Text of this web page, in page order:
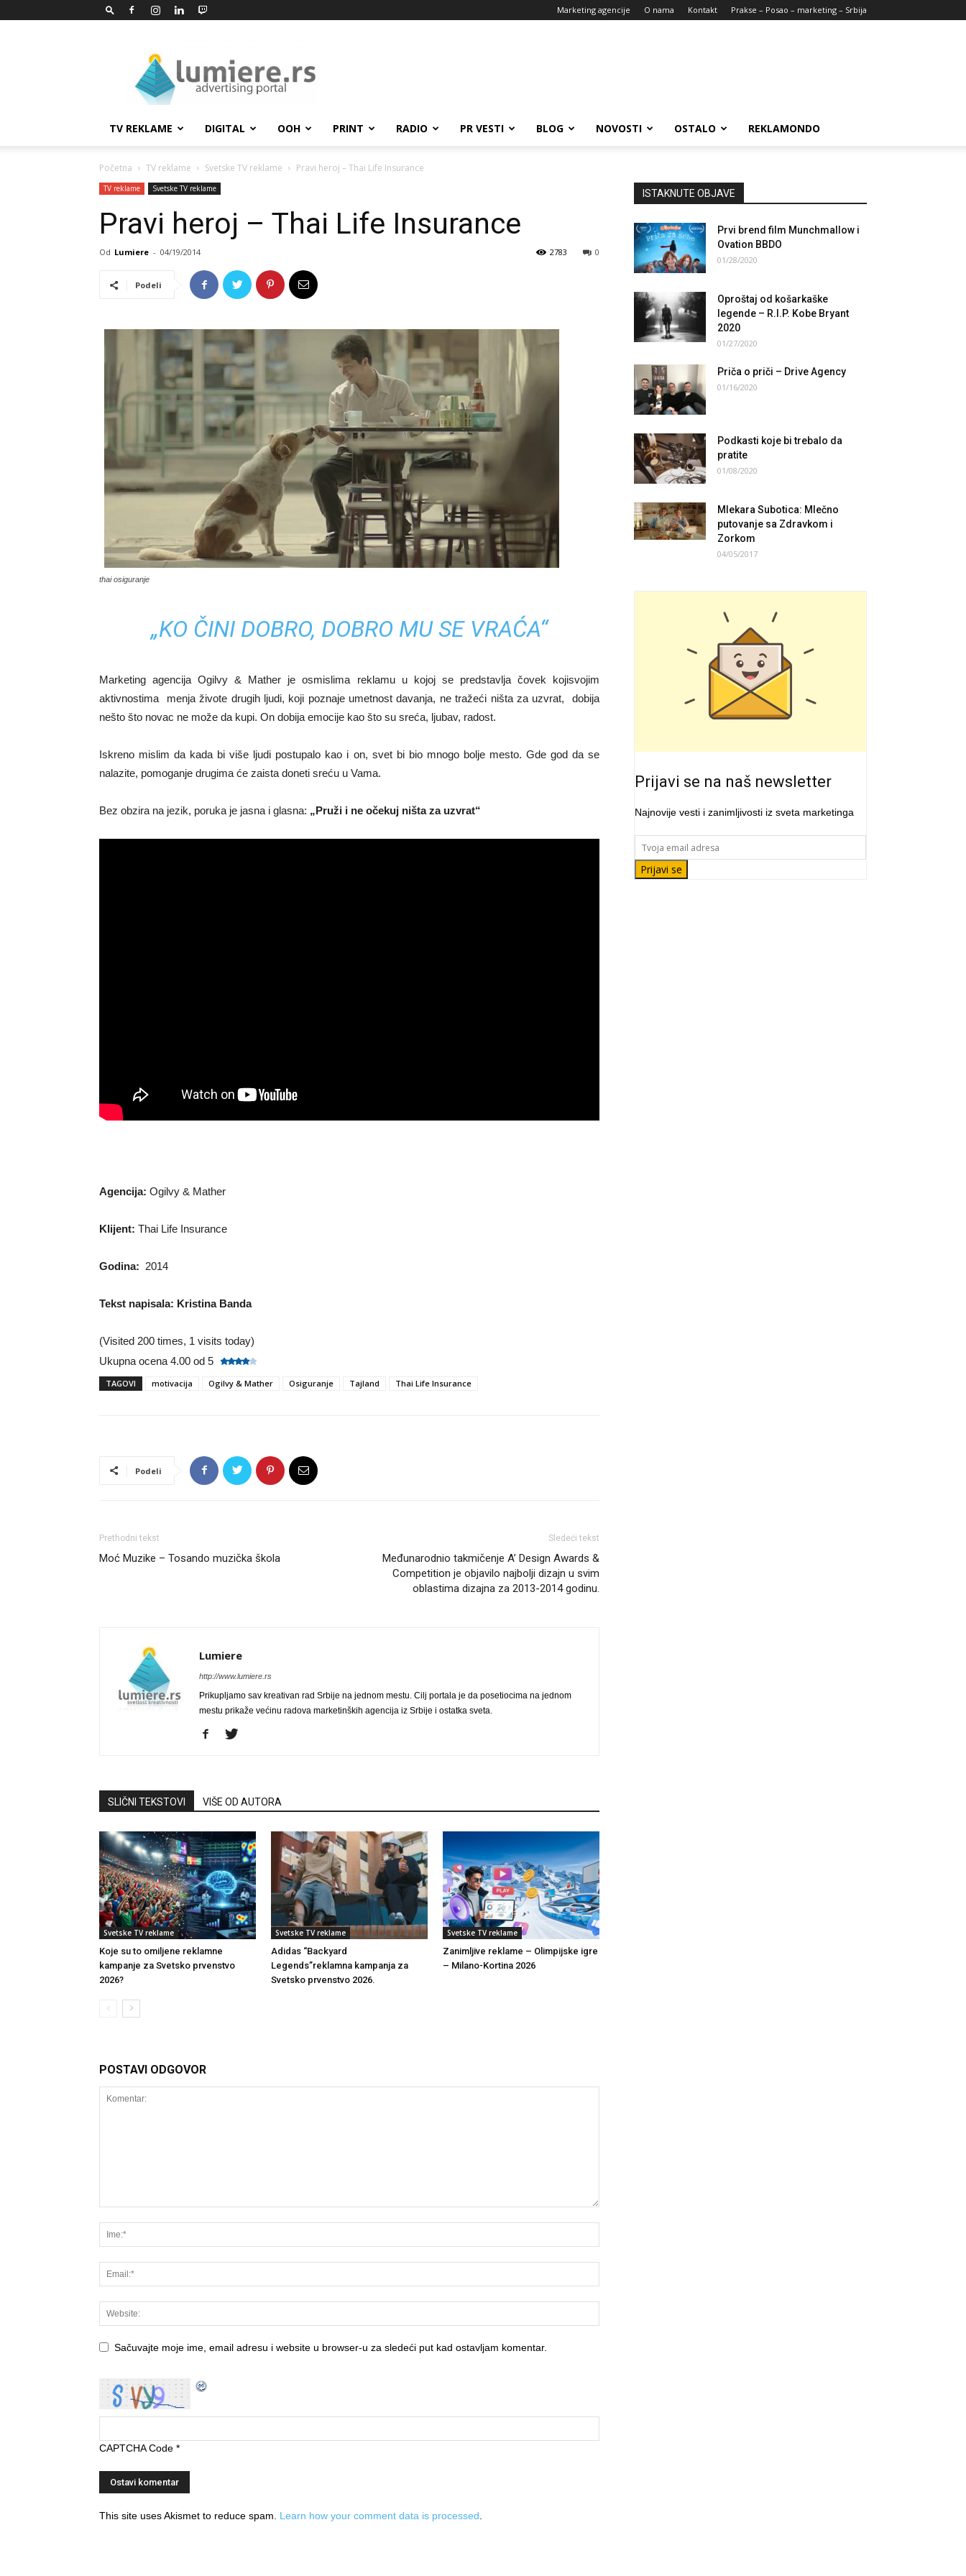
Marketing agencije O nama Kontakt Prakse – Posao – marketing – Srbija
TV REKLAME DIGITAL OOH PRINT RADIO PR VESTI BLOG NOVOSTI OSTALO REKLAMONDO
Početna TV reklame Svetske TV reklame Pravi heroj – Thai Life Insurance
TV reklame Svetske TV reklame
Pravi heroj – Thai Life Insurance
Od Lumiere - 04/19/2014 0
2783
Podeli
thai osiguranje
„KO ČINI DOBRO, DOBRO MU SE VRAĆA“
Marketing agencija Ogilvy & Mather je osmislima reklamu u kojoj se predstavlja čovek kojisvojim
aktivnostima menja živote drugih ljudi, koji poznaje umetnost davanja, ne tražeći ništa za uzvrat, dobija
nešto što novac ne može da kupi. On dobija emocije kao što su sreća, ljubav, radost.
Iskreno mislim da kada bi više ljudi postupalo kao i on, svet bi bio mnogo bolje mesto. Gde god da se
nalazite, pomoganje drugima će zaista doneti sreću u Vama.
Bez obzira na jezik, poruka je jasna i glasna: „Pruži i ne očekuj ništa za uzvrat“
Agencija: Ogilvy & Mather
Klijent: Thai Life Insurance
Godina: 2014
Tekst napisala: Kristina Banda
(Visited 200 times, 1 visits today)
Ukupna ocena 4.00 od 5
TAGOVI motivacija Ogilvy & Mather Osiguranje Tajland Thai Life Insurance
Podeli
Prethodni tekst
Moć Muzike – Tosando muzička škola
Sledeći tekst
Međunarodnio takmičenje A’ Design Awards &
Competition je objavilo najbolji dizajn u svim
oblastima dizajna za 2013-2014 godinu.
Lumiere
http://www.lumiere.rs
Prikupljamo sav kreativan rad Srbije na jednom mestu. Cilj portala je da posetiocima na jednom
mestu prikaže većinu radova marketinških agencija iz Srbije i ostatka sveta.
SLIČNI TEKSTOVI VIŠE OD AUTORA
Svetske TV reklame
Koje su to omiljene reklamne
kampanje za Svetsko prvenstvo
2026?
Svetske TV reklame
Adidas “Backyard
Legends”reklamna kampanja za
Svetsko prvenstvo 2026.
Svetske TV reklame
Zanimljive reklame – Olimpijske igre
– Milano-Kortina 2026
POSTAVI ODGOVOR
Sačuvajte moje ime, email adresu i website u browser-u za sledeći put kad ostavljam komentar.
CAPTCHA Code *
This site uses Akismet to reduce spam. Learn how your comment data is processed
ISTAKNUTE OBJAVE
Prvi brend film Munchmallow i
Ovation BBDO
01/28/2020
Oproštaj od košarkaške
legende – R.I.P. Kobe Bryant
2020
01/27/2020
Priča o priči – Drive Agency
01/16/2020
Podkasti koje bi trebalo da
pratite
01/08/2020
Mlekara Subotica: Mlečno
putovanje sa Zdravkom i
Zorkom
04/05/2017
Prijavi se na naš newsletter
Najnovije vesti i zanimljivosti iz sveta marketinga
Prijavi se